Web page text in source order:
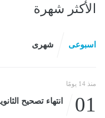
الأكثر شهرة
اسبوعى شهرى
منذ 14 يومًا
01 انتهاء تصحيح